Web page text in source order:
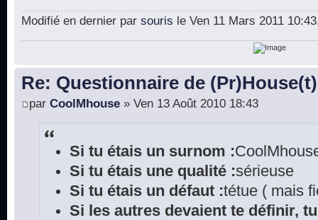
Modifié en dernier par souris le Ven 11 Mars 2011
Re: Questionnaire de (Pr)House(t)
par CoolMhouse » Ven 13 Août 2010 18:43
Si tu étais un surnom :
Si tu étais une qualité :sérieuse
Si tu étais un défaut :tétue ( mais
Si les autres devaient te définir,